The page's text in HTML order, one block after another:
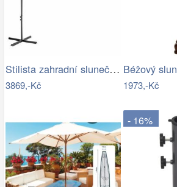
Stilista zahradní slunečník 350 cm…
3869,-Kč 1973,-Kč
- 16%